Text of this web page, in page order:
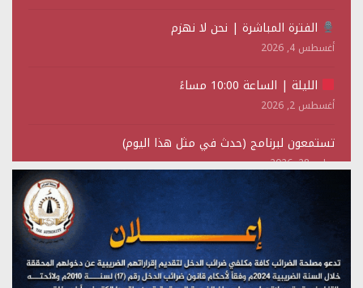
الفترة المباشرة | نحن لا نهزم
أغسطس 4, 2026
الليلة | الساعة 10:00 مساءً
أغسطس 2, 2026
تستمعون لبرنامج (حدث في مثل هذا اليوم)
يوليو 28, 2026
(نحن لا نهزم) بث مباشر
تستمعون لبرنامج (هندسة الوهم)
يوليو 28, 2026